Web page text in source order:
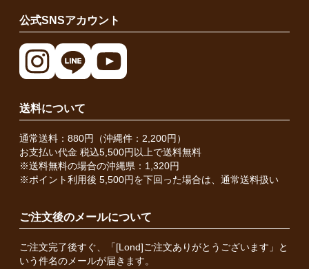
公式SNSアカウント
送料について
通常送料：880円（沖縄件：2,200円）
お支払い代金 税込5,500円以上で送料無料
※送料無料の場合の沖縄県：1,320円
※ポイント利用後 5,500円を下回った場合は、通常送料扱い
ご注文後のメールについて
ご注文完了後すぐ、「[Lond]ご注文ありがとうございます」と
いう件名のメールが届きます。